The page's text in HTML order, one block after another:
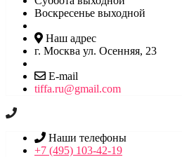
Воскресенье выходной
Наш адрес
г. Москва ул. Осенняя, 23
E-mail
tiffa.ru@gmail.com
Наши телефоны
+7 (495) 103-42-19